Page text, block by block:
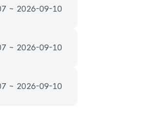
~ 2026-09-10
~ 2026-09-10
~ 2026-09-10